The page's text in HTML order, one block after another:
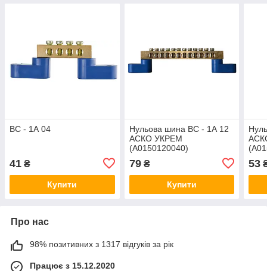
ВС - 1А 04
41 ₴
Купити
Нульова шина ВС - 1А 12
АСКО УКРЕМ
(A0150120040)
79₴
Купити
53
Про нас
98% позитивних з 1317 відгуків за рік
Працює з 15.12.2020